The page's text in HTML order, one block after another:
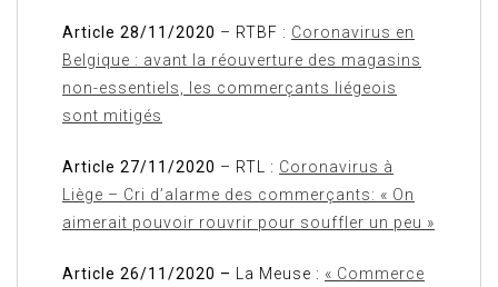
Article 28/11/2020 – RTBF : Coronavirus en
Belgique : avant la réouverture des magasins
non-essentiels, les commerçants liégeois
sont mitigés
Article 27/11/2020 – RTL : Coronavirus à
Liège – Cri d’alarme des commerçants: « On
aimerait pouvoir rouvrir pour souffler un peu »
Article 26/11/2020 – La Meuse : « Commerce